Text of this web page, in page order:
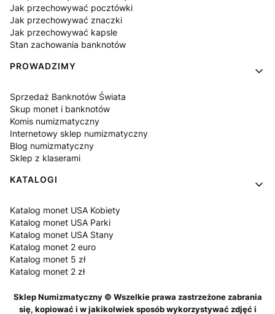
Jak przechowywać pocztówki
Jak przechowywać znaczki
Jak przechowywać kapsle
Stan zachowania banknotów
PROWADZIMY
Sprzedaż Banknotów Świata
Skup monet i banknotów
Komis numizmatyczny
Internetowy sklep numizmatyczny
Blog numizmatyczny
Sklep z klaserami
KATALOGI
Katalog monet USA Kobiety
Katalog monet USA Parki
Katalog monet USA Stany
Katalog monet 2 euro
Katalog monet 5 zł
Katalog monet 2 zł
Sklep Numizmatyczny © Wszelkie prawa zastrzeżone zabrania
się, kopiować i w jakikolwiek sposób wykorzystywać zdjęć i